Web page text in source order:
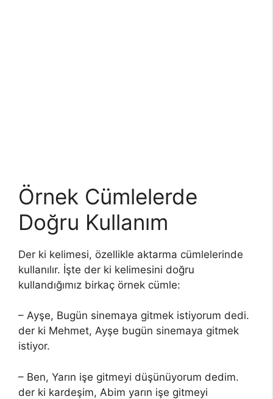
Örnek Cümlelerde
Doğru Kullanım
Der ki kelimesi, özellikle aktarma cümlelerinde
kullanılır. İşte der ki kelimesini doğru
kullandığımız birkaç örnek cümle:
– Ayşe, Bugün sinemaya gitmek istiyorum dedi.
der ki Mehmet, Ayşe bugün sinemaya gitmek
istiyor.
– Ben, Yarın işe gitmeyi düşünüyorum dedim.
der ki kardeşim, Abim yarın işe gitmeyi